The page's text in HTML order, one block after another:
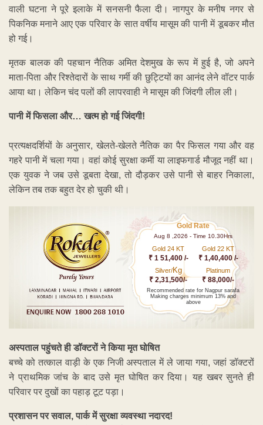
वाली घटना ने पूरे इलाके में सनसनी फैला दी। नागपुर के मनीष नगर से
पिकनिक मनाने आए एक परिवार के सात वर्षीय मासूम की पानी में डूबकर मौत
हो गई।
मृतक बालक की पहचान नैतिक अमित देशमुख के रूप में हुई है, जो अपने
माता-पिता और रिश्तेदारों के साथ गर्मी की छुट्टियों का आनंद लेने वॉटर पार्क
आया था। लेकिन चंद पलों की लापरवाही ने मासूम की जिंदगी लील ली।
पानी में फिसला और… खत्म हो गई जिंदगी!
प्रत्यक्षदर्शियों के अनुसार, खेलते-खेलते नैतिक का पैर फिसल गया और वह
गहरे पानी में चला गया। वहां कोई सुरक्षा कर्मी या लाइफगार्ड मौजूद नहीं था।
एक युवक ने जब उसे डूबता देखा, तो दौड़कर उसे पानी से बाहर निकाला,
लेकिन तब तक बहुत देर हो चुकी थी।
Gold Rate
Aug 8 ,2026 - Time 10.30Hrs
Gold 24 KT
₹ 1 51,400 /-
Gold 22 KT
₹ 1,40,400 /-
Silver/Kg
₹ 2,31,500/-
Platinum
₹ 88,000/-
Recommended rate for Nagpur sarafa
Making charges minimum 13% and
above
अस्पताल पहुंचते ही डॉक्टरों ने किया मृत घोषित
बच्चे को तत्काल वाड़ी के एक निजी अस्पताल में ले जाया गया, जहां डॉक्टरों
ने प्राथमिक जांच के बाद उसे मृत घोषित कर दिया। यह खबर सुनते ही
परिवार पर दुखों का पहाड़ टूट पड़ा।
प्रशासन पर सवाल, पार्क में सुरक्षा व्यवस्था नदारद!